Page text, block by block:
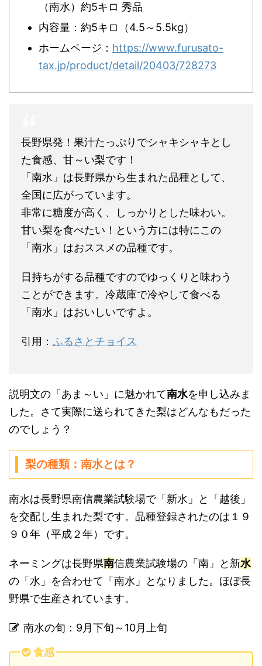
（南水）約5キロ 秀品
内容量：約5キロ（4.5～5.5kg）
ホームページ： https://www.furusato-
tax.jp/product/detail/20403/728273
長野県発！果汁たっぷりでシャキシャキとし
た食感、甘～い梨です！
「南水」は長野県から生まれた品種として、
全国に広がっています。
非常に糖度が高く、しっかりとした味わい。
甘い梨を食べたい！という方には特にこの
「南水」はおススメの品種です。
日持ちがする品種ですのでゆっくりと味わう
ことができます。冷蔵庫で冷やして食べる
「南水」はおいしいですよ。
引用： ふるさとチョイス
説明文の「あま～い」に魅かれて南水を申し込みま
した。さて実際に送られてきた梨はどんなもだった
のでしょう？
梨の種類：南水とは？
南水は長野県南信農業試験場で「新水」と「越後」
を交配し生まれた梨です。品種登録されたのは１９
９０年（平成２年）です。
ネーミングは長野県南信農業試験場の「南」と新水
の「水」を合わせて「南水」となりました。ほぼ長
野県で生産されています。
南水の旬：9月下旬～10月上旬
食感